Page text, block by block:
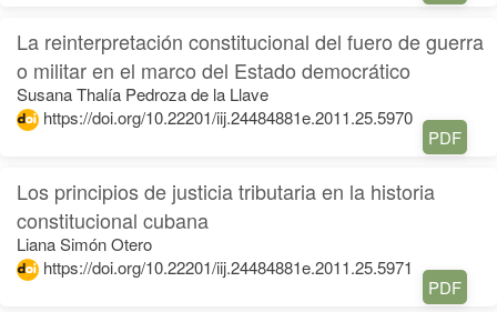
La reinterpretación constitucional del fuero de guerra
o militar en el marco del Estado democrático
Susana Thalía Pedroza de la Llave
https://doi.org/10.22201/iij.24484881e.2011.25.5970
PDF
Los principios de justicia tributaria en la historia
constitucional cubana
Liana Simón Otero
https://doi.org/10.22201/iij.24484881e.2011.25.5971
PDF